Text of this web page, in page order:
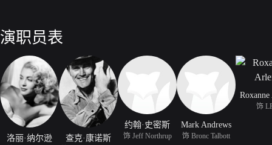
演职员表
洛丽·纳尔逊 查克·康诺斯
约翰·史密斯
饰 Jeff Northrup
Mark Andrews
饰 Bronc Talbott
饰